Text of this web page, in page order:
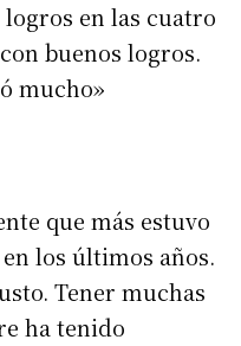
en las cuatro
buenos logros.
mucho»
que más estuvo
los últimos años.
Tener muchas
ha tenido